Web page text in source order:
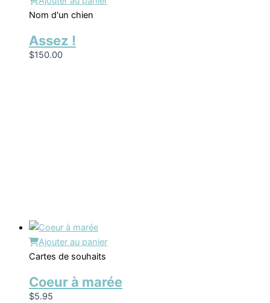
Nom d'un chien
Assez !
$150.00
Ajouter au panier
Cartes de souhaits
Coeur à marée
$5.95